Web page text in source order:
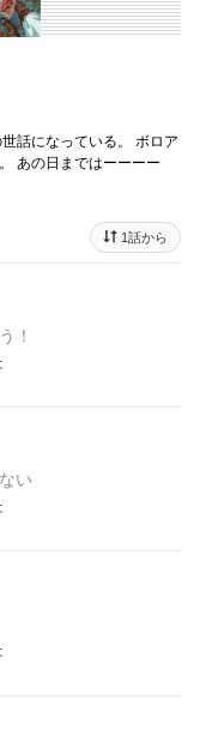
話になっている。 ボロア
あの日まではーーーー
1話から
！
い